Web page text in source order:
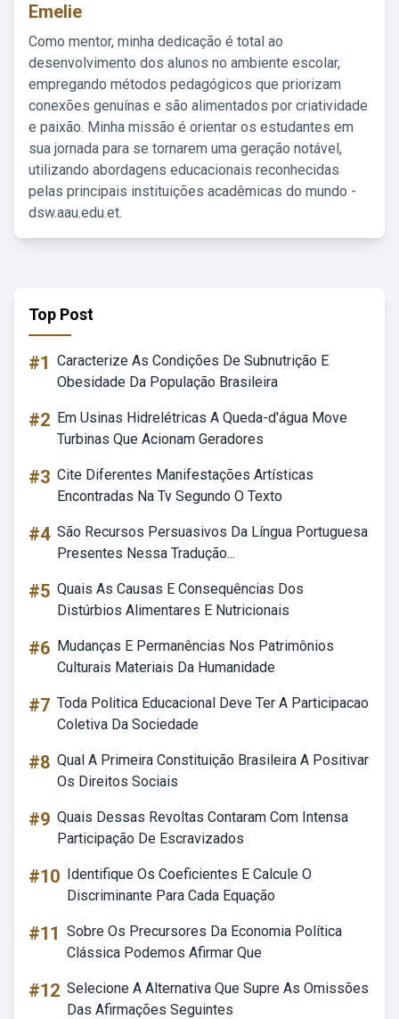
Emelie
Como mentor, minha dedicação é total ao
desenvolvimento dos alunos no ambiente escolar,
empregando métodos pedagógicos que priorizam
conexões genuínas e são alimentados por criatividade
e paixão. Minha missão é orientar os estudantes em
sua jornada para se tornarem uma geração notável,
utilizando abordagens educacionais reconhecidas
pelas principais instituições acadêmicas do mundo -
dsw.aau.edu.et.
Top Post
#1 Caracterize As Condições De Subnutrição E
Obesidade Da População Brasileira
#2 Em Usinas Hidrelétricas A Queda-d'água Move
Turbinas Que Acionam Geradores
#3 Cite Diferentes Manifestações Artísticas
Encontradas Na Tv Segundo O Texto
#4 São Recursos Persuasivos Da Língua Portuguesa
Presentes Nessa Tradução...
#5 Quais As Causas E Consequências Dos
Distúrbios Alimentares E Nutricionais
#6 Mudanças E Permanências Nos Patrimônios
Culturais Materiais Da Humanidade
#7 Toda Politica Educacional Deve Ter A Participacao
Coletiva Da Sociedade
#8 Qual A Primeira Constituição Brasileira A Positivar
Os Direitos Sociais
#9 Quais Dessas Revoltas Contaram Com Intensa
Participação De Escravizados
#10 Identifique Os Coeficientes E Calcule O
Discriminante Para Cada Equação
#11 Sobre Os Precursores Da Economia Política
Clássica Podemos Afirmar Que
#12 Selecione A Alternativa Que Supre As Omissões
Das Afirmações Seguintes